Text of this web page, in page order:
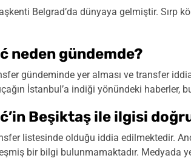
Belgrad’da dünyaya gelmiştir. Sırp
neden gündemde?
gündeminde yer alması ve transfer
İstanbul’a indiği yönündeki haberler,
Beşiktaş ile ilgisi
listesinde olduğu iddia edilmektedir.
bir bilgi bulunmamaktadır. Medyada